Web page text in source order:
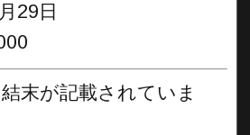
29日
末が記載されていま